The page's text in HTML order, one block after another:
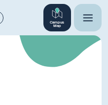
Campus
Map